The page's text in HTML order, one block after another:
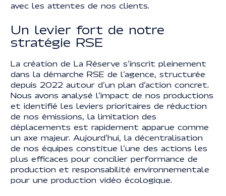
avec les attentes de nos clients.
Un levier fort de notre
stratégie RSE
La création de La Réserve s’inscrit pleinement
dans la démarche RSE de l’agence, structurée
depuis 2022 autour d’un plan d’action concret.
Nous avons analysé l’impact de nos productions
et identifié les leviers prioritaires de réduction
de nos émissions, la limitation des
déplacements est rapidement apparue comme
un axe majeur. Aujourd’hui, la décentralisation
de nos équipes constitue l’une des actions les
plus efficaces pour concilier performance de
production et responsabilité environnementale
pour une production vidéo écologique.